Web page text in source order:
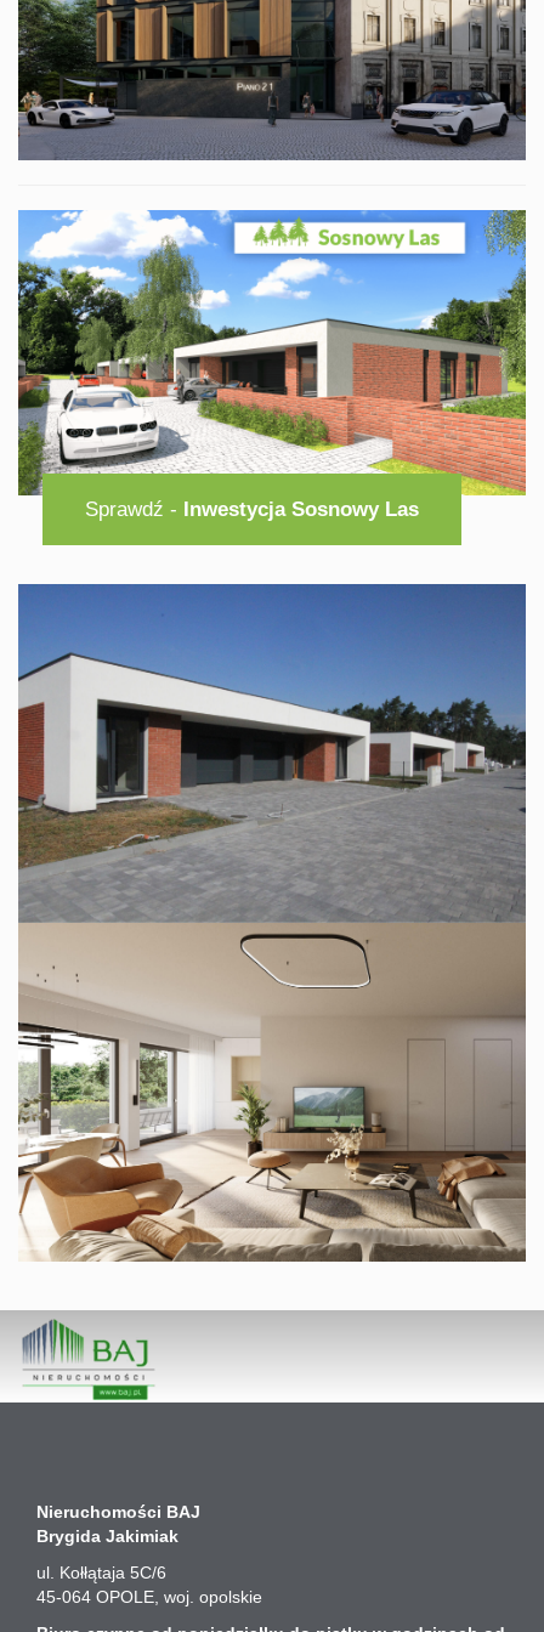
Sprawdź - Inwestycja Sosnowy Las
Nieruchomości BAJ
Brygida Jakimiak
ul. Kołłątaja 5C/6
45-064 OPOLE , woj. opolskie